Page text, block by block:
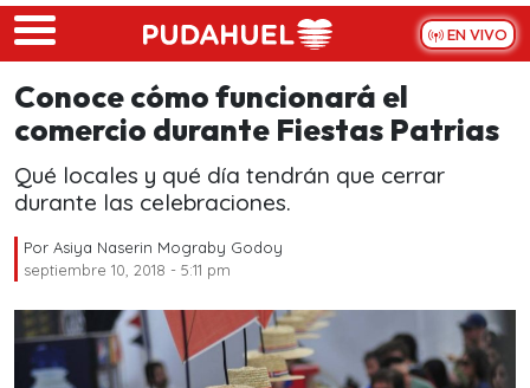
Skip to main content
EN VIVO
Conoce cómo funcionará el
comercio durante Fiestas Patrias
Qué locales y qué día tendrán que cerrar
durante las celebraciones.
Por Asiya Naserin Mograby Godoy
septiembre 10, 2018 - 5:11 pm